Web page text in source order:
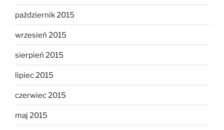
październik 2015
wrzesień 2015
sierpień 2015
lipiec 2015
czerwiec 2015
maj 2015